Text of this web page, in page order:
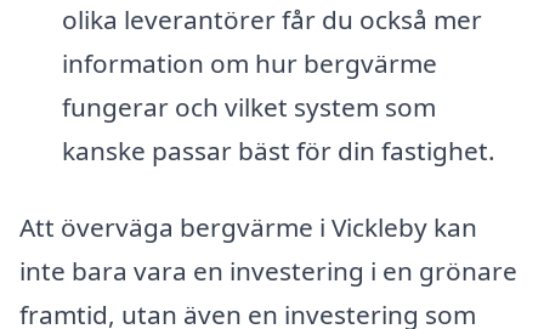
olika leverantörer får du också mer
information om hur bergvärme
fungerar och vilket system som
kanske passar bäst för din fastighet.
Att överväga bergvärme i Vickleby kan
inte bara vara en investering i en grönare
framtid, utan även en investering som